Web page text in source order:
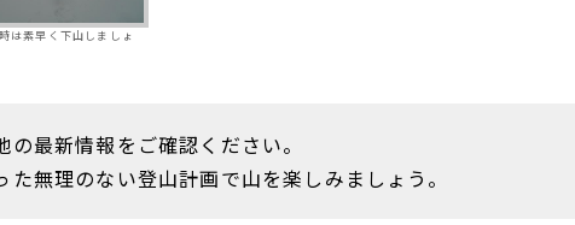
は素早く下山しましょ
最新情報をご確認ください。
た無理のない登山計画で山を楽しみましょう。